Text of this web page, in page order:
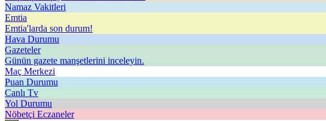
Namaz Vakitleri
Emtia
Emtia'larda son durum!
Hava Durumu
Gazeteler
Günün gazete manşetlerini inceleyin.
Maç Merkezi
Puan Durumu
Canlı Tv
Yol Durumu
Nöbetçi Eczaneler